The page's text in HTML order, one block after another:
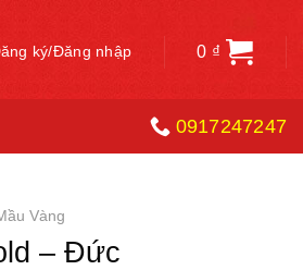
ký/Đăng nhập 0 ₫
0917247247
Vàng
– Đức